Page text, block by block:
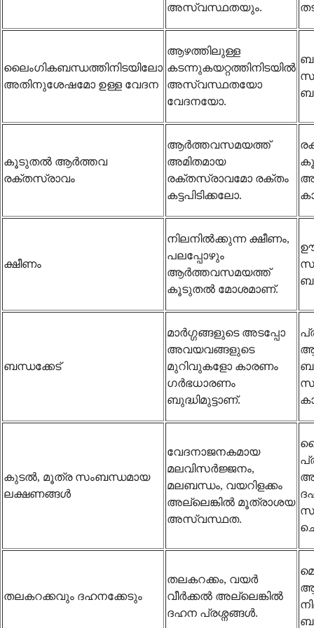
അസ്വസ്ഥതയും.
ലൈംഗികബന്ധത്തിനിടയിലോ
അതിനുശേഷമോ ഉള്ള വേദന
ആഴത്തിലുള്ള
കടന്നുകയറ്റത്തിനിടയിൽ
അസ്വസ്ഥതയോ
വേദനയോ.
കൂടുതൽ ആർത്തവ
രക്തസ്രാവം
ആർത്തവസമയത്ത്
അമിതമായ
രക്തസ്രാവമോ രക്തം
കട്ടപിടിക്കലോ.
ക്ഷീണം
നിലനിൽക്കുന്ന ക്ഷീണം,
പലപ്പോഴും
ആർത്തവസമയത്ത്
കൂടുതൽ മോശമാണ്.
ബന്ധക്കേട്
മാർഗ്ഗങ്ങളുടെ അടപ്പോ
അവയവങ്ങളുടെ
മുറിവുകളോ കാരണം
ഗർഭധാരണം
ബുദ്ധിമുട്ടാണ്.
കുടൽ, മൂത്ര സംബന്ധമായ
ലക്ഷണങ്ങൾ
വേദനാജനകമായ
മലവിസർജ്ജനം,
മലബന്ധം, വയറിളക്കം
അല്ലെങ്കിൽ മൂത്രാശയ
അസ്വസ്ഥത.
തലകറക്കവും ദഹനക്കേടും
തലകറക്കം, വയർ
വീർക്കൽ അല്ലെങ്കിൽ
ദഹന പ്രശ്നങ്ങൾ.